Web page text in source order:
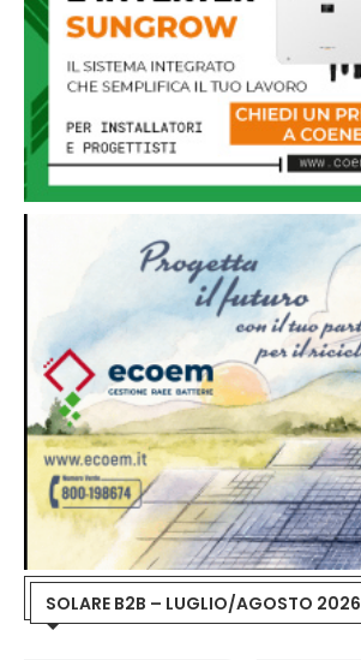
SOLARE B2B – LUGLIO/AGOSTO 2026